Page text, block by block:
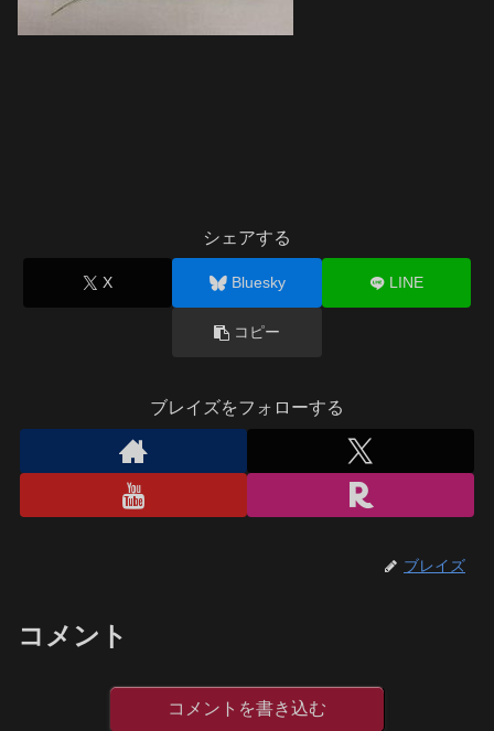
シェアする
X Bluesky LINE
コピー
ブレイズをフォローする
ブレイズ
コメント
コメントを書き込む